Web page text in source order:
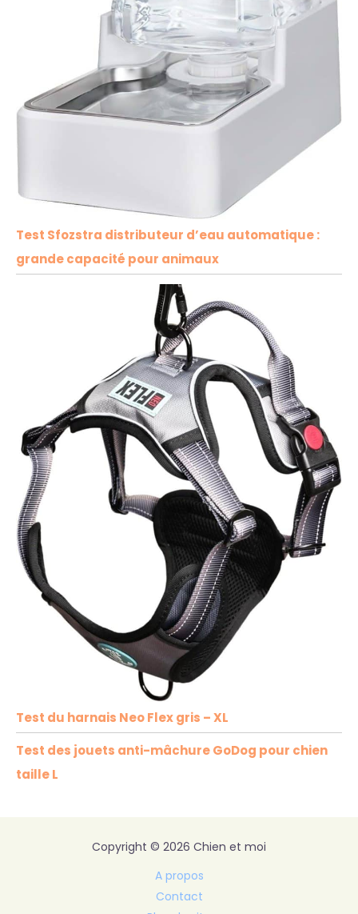
Test Sfozstra distributeur d’eau automatique :
grande capacité pour animaux
Test du harnais Neo Flex gris – XL
Test des jouets anti-mâchure GoDog pour chien
taille L
Copyright © 2026 Chien et moi
A propos
Contact